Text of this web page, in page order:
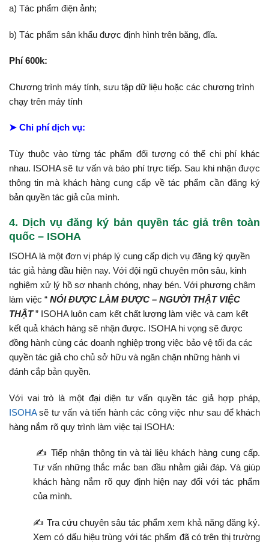
a) Tác phẩm điện ảnh;
b) Tác phẩm sân khấu được định hình trên băng, đĩa.
Phí 600k:
Chương trình máy tính, sưu tập dữ liệu hoặc các chương trình
chạy trên máy tính
➤ Chi phí dịch vụ:
Tùy thuộc vào từng tác phẩm đối tượng có thể chi phí khác
nhau. ISOHA sẽ tư vấn và báo phí trực tiếp. Sau khi nhận được
thông tin mà khách hàng cung cấp về tác phẩm cần đăng ký
bản quyền tác giả của mình.
4. Dịch vụ đăng ký bản quyền tác giả trên toàn
quốc – ISOHA
ISOHA là một đơn vị pháp lý cung cấp dịch vụ đăng ký quyền
tác giả hàng đầu hiện nay. Với đội ngũ chuyên môn sâu, kinh
nghiệm xử lý hồ sơ nhanh chóng, nhạy bén. Với phương châm
làm việc “ NÓI ĐƯỢC LÀM ĐƯỢC – NGƯỜI THẬT VIỆC
THẬT” ISOHA luôn cam kết chất lượng làm việc và cam kết
kết quả khách hàng sẽ nhận được. ISOHA hi vọng sẽ được
đồng hành cùng các doanh nghiệp trong việc bảo vệ tối đa các
quyền tác giả cho chủ sở hữu và ngăn chặn những hành vi
đánh cắp bản quyền.
Với vai trò là một đại diện tư vấn quyền tác giả hợp pháp,
ISOHAsẽ tư vấn và tiến hành các công việc như sau để khách
hàng nắm rõ quy trình làm việc tại ISOHA:
✍ Tiếp nhận thông tin và tài liệu khách hàng cung cấp.
Tư vấn những thắc mắc ban đầu nhằm giải đáp. Và giúp
khách hàng nắm rõ quy định hiện nay đối với tác phẩm
của mình.
✍ Tra cứu chuyên sâu tác phẩm xem khả năng đăng ký.
Xem có dấu hiệu trùng với tác phẩm đã có trên thị trường